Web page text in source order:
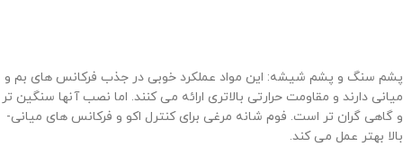
پشم سنگ و پشم شیشه: این مواد عملکرد خوبی در جذب فرکانس های بم و
میانی دارند و مقاومت حرارتی بالاتری ارائه می کنند. اما نصب آنها سنگین تر
و گاهی گران تر است. فوم شانه مرغی برای کنترل اکو و فرکانس های میانی-
بالا بهتر عمل می کند.